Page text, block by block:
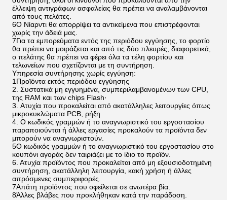
έλλειψη αντιγράφων ασφαλείας θα πρέπει να αναλαμβάνονται
από τους πελάτες.
6Ο Νίαρντι θα απορρίψει τα αντικείμενα που επιστρέφονται
χωρίς την άδειά μας.
7Για τα εμπορεύματα εντός της περιόδου εγγύησης, το φορτίο
θα πρέπει να μοιράζεται και από τις δύο πλευρές, διαφορετικά,
ο πελάτης θα πρέπει να φέρει όλα τα τέλη φορτίου και
τελωνείων που σχετίζονται με τη συντήρηση.
Υπηρεσία συντήρησης χωρίς εγγύηση:
1Προϊόντα εκτός περιόδου εγγύησης
2. Συστατικά μη εγγυημένα, συμπεριλαμβανομένων των CPU,
της RAM και των chips Flash·
3. Ατυχία που προκαλείται από ακατάλληλες λειτουργίες όπως
μικροκυκλώματα PCB, ρήξη
4. Ο κωδικός γραμμών ή το αναγνωριστικό του εργοστασίου
παραποιούνται ή άλλες εργασίες προκαλούν τα προϊόντα δεν
μπορούν να αναγνωριστούν.
5Ο κωδικός γραμμών ή το αναγνωριστικό του εργοστασίου στο
κουπόνι αγοράς δεν ταιριάζει με το ίδιο το προϊόν.
6. Ατυχία προϊόντος που προκαλείται από μη εξουσιοδοτημένη
συντήρηση, ακατάλληλη λειτουργία, κακή χρήση ή άλλες
απρόσμενες συμπεριφορές.
7Απάτη προϊόντος που οφείλεται σε ανωτέρα βία.
8Άλλες βλάβες που προκλήθηκαν κατά την παράδοση.